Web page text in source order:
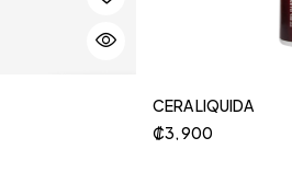
CERA LIQUIDA
₡3, 900